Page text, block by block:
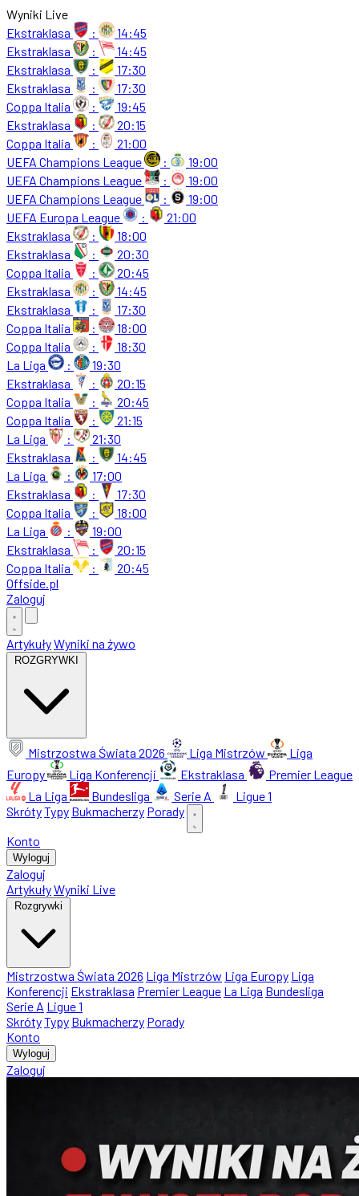
Wyniki Live
Ekstraklasa
:
14:45
Ekstraklasa
:
14:45
Ekstraklasa
:
17:30
Ekstraklasa
:
17:30
Coppa Italia
:
19:45
Ekstraklasa
:
20:15
Coppa Italia
:
21:00
UEFA Champions League
:
19:00
UEFA Champions League
:
19:00
UEFA Champions League
:
19:00
UEFA Europa League
:
21:00
Ekstraklasa
:
18:00
Ekstraklasa
:
20:30
Coppa Italia
:
20:45
Ekstraklasa
:
14:45
Ekstraklasa
:
17:30
Coppa Italia
:
18:00
Coppa Italia
:
18:30
La Liga
:
19:30
Ekstraklasa
:
20:15
Coppa Italia
:
20:45
Coppa Italia
:
21:15
La Liga
:
21:30
Ekstraklasa
:
14:45
La Liga
:
17:00
Ekstraklasa
:
17:30
Coppa Italia
:
18:00
La Liga
:
19:00
Ekstraklasa
:
20:15
Coppa Italia
:
20:45
Offside.pl
Zaloguj
ArtykułyWyniki na żywo
ROZGRYWKI
Mistrzostwa Świata 2026 Liga Mistrzów
Liga
Europy
Liga Konferencji Ekstraklasa
Premier League
La Liga
Bundesliga Serie A
Ligue 1
SkrótyTypy Bukmacherzy Porady
Konto
Wyloguj
Zaloguj
ArtykułyWyniki Live
Rozgrywki
Mistrzostwa Świata 2026 Liga Mistrzów Liga Europy Liga
Konferencji Ekstraklasa Premier League La Liga Bundesliga
Serie A Ligue 1
SkrótyTypy Bukmacherzy Porady
Konto
Wyloguj
Zaloguj